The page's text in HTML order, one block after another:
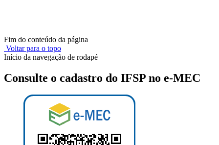
Fim do conteúdo da página
Voltar para o topo
Início da navegação de rodapé
Consulte o cadastro do IFSP no e-MEC